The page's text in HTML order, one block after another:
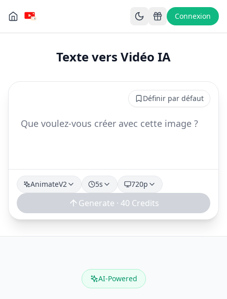
Connexion
Texte vers Vidéo IA
Définir par défaut
AnimateV2 5s 720p
Generate · 40 Credits
AI-Powered